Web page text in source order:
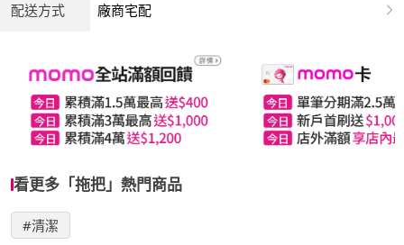
配送方式 廠商宅配
看更多「拖把」熱門商品
#清潔